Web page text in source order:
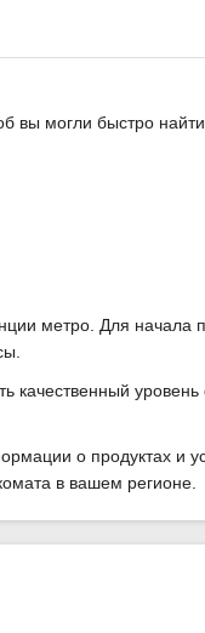
вы могли быстро
метро. Для начала
о продуктах и
в вашем регионе.